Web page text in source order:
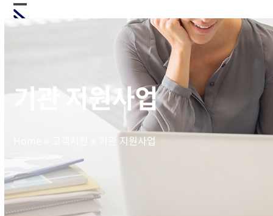
Skip
to Open
Close
기관 지원사업
기관 지원사업